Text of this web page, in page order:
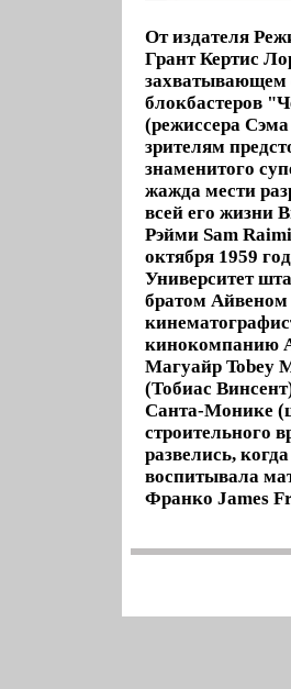
От издателя
Грант Кертис
захватывающем
блокбастеров
(режиссера
зрителям
знаменитого
жажда мести
всей его жизни
Рэйми Sam
октября 1959
Университет
братом
кинокомпанию
Магуайр Tobey
(Тобиас
Санта-Монике
строительного
развелись,
воспитывала
Франко James